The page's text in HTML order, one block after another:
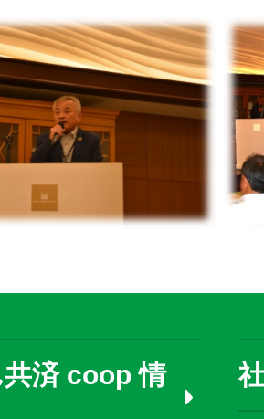
済 coop 情